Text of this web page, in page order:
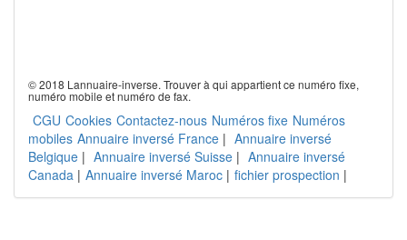
© 2018 Lannuaire-inverse. Trouver à qui appartient ce numéro fixe,
numéro mobile et numéro de fax.
CGU Cookies Contactez-nous Numéros fixe Numéros
mobiles Annuaire inversé France | Annuaire inversé
Belgique | Annuaire inversé Suisse | Annuaire inversé
Canada | Annuaire inversé Maroc | fichier prospection |